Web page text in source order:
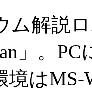
ム解説
」。
境はMS-